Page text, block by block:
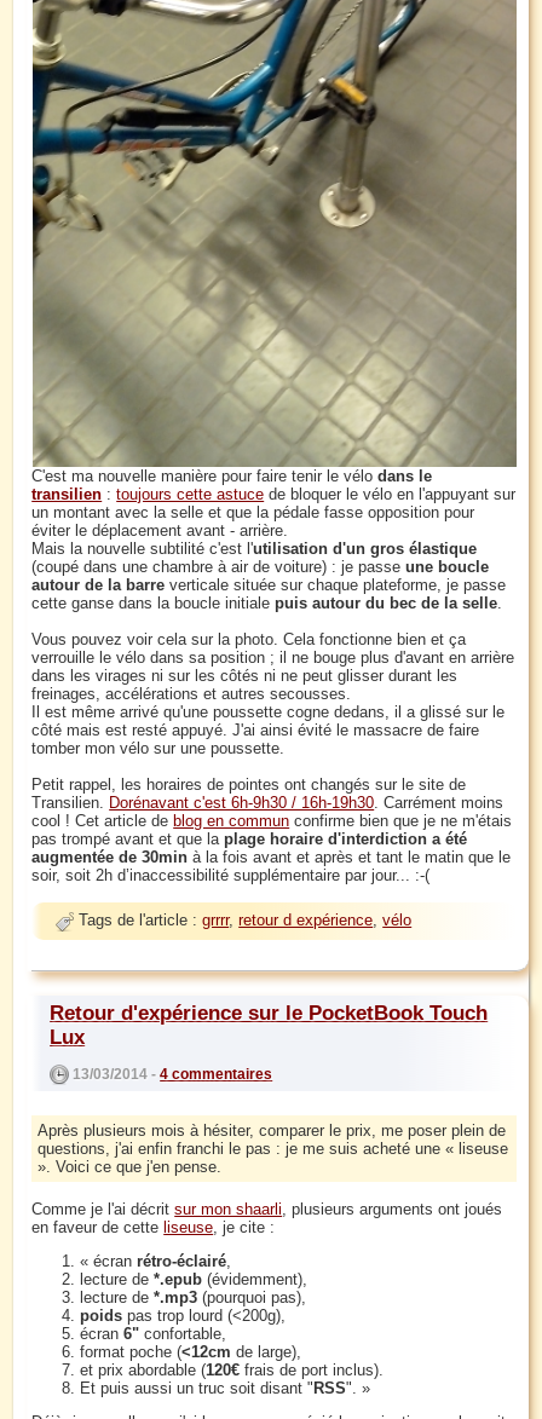
C'est ma nouvelle manière pour faire tenir le vélodans le
transilien :toujours cette astuce de bloquer le vélo en l'appuyant sur
un montant avec la selle et que la pédale fasse opposition pour
éviter le déplacement avant - arrière.
Mais la nouvelle subtilité c'est l'utilisation d'un gros élastique
(coupé dans une chambre à air de voiture) : je passeune boucle
autour de la barre verticale située sur chaque plateforme, je passe
cette ganse dans la boucle initialepuis autour du bec de la selle.
Vous pouvez voir cela sur la photo. Cela fonctionne bien et ça
verrouille le vélo dans sa position ; il ne bouge plus d'avant en arrière
dans les virages ni sur les côtés ni ne peut glisser durant les
freinages, accélérations et autres secousses.
Il est même arrivé qu'une poussette cogne dedans, il a glissé sur le
côté mais est resté appuyé. J'ai ainsi évité le massacre de faire
tomber mon vélo sur une poussette.
Petit rappel, les horaires de pointes ont changés sur le site de
Transilien. Dorénavant c'est 6h-9h30 / 16h-19h30. Carrément moins
cool ! Cet article de blog en commun confirme bien que je ne m'étais
pas trompé avant et que laplage horaire d'interdiction a été
augmentée de 30min à la fois avant et après et tant le matin que le
soir, soit 2h d’inaccessibilité supplémentaire par jour... :-(
Tags de l'article :grrrr,retour d expérience,vélo
Retour d'expérience sur le PocketBook Touch
Lux
13/03/2014 -4 commentaires
Après plusieurs mois à hésiter, comparer le prix, me poser plein de
questions, j'ai enfin franchi le pas : je me suis acheté une « liseuse
». Voici ce que j'en pense.
Comme je l'ai décritsur mon shaarli , plusieurs arguments ont joués
en faveur de cette liseuse , je cite :
« écranrétro-éclairé
lecture de*.epub (évidemment),
lecture de*.mp3 (pourquoi pas),
poids pas trop lourd (<200g),
écran6" confortable,
format poche (<12cmde large),
et prix abordable (120€ frais de port inclus).
Et puis aussi un truc soit disant " RSS". »